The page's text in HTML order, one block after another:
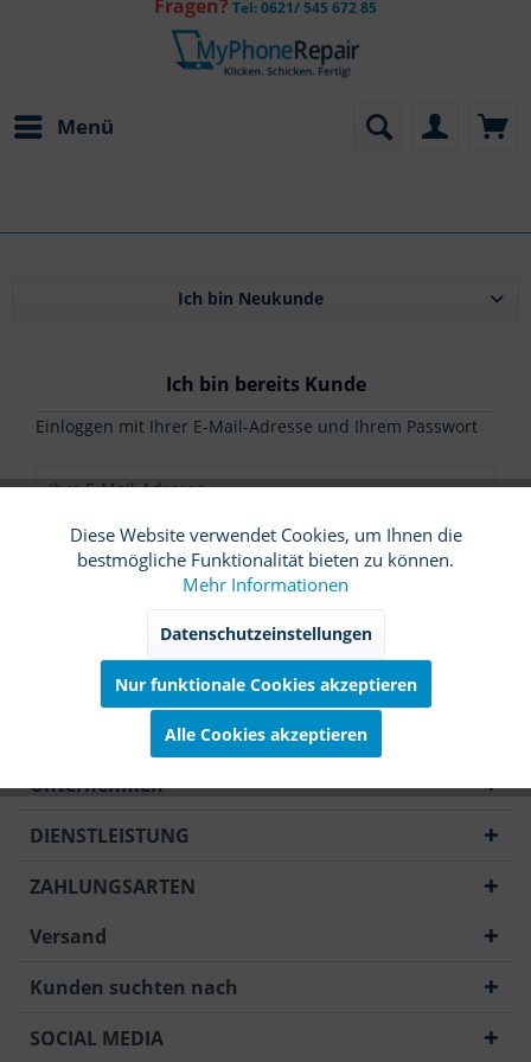
Fragen? Tel: 0621/ 545 672 85
Menü
Ich bin Neukunde
Ich bin bereits Kunde
Einloggen mit Ihrer E-Mail-Adresse und Ihrem Passwort
Passwort vergessen?
Anmelden
Unternehmen
DIENSTLEISTUNG
ZAHLUNGSARTEN
Versand
Kunden suchten nach
SOCIAL MEDIA
Funktionale Aktiv
Tracking Inaktiv
Diese Website verwendet Cookies, um Ihnen die
bestmögliche Funktionalität bieten zu können.
Mehr Informationen
Datenschutzeinstellungen
Nur funktionale Cookies akzeptieren
Alle Cookies akzeptieren